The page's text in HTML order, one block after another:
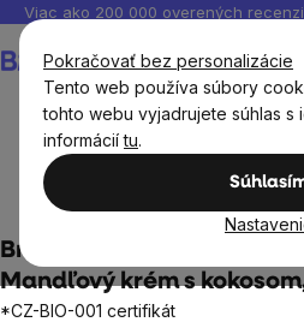
Pokračovať bez personalizácie
Tento web používa súbory
tohto webu vyjadrujete súhlas s
informáciítu.
Prejsť
obsah
Viac ako 200 000 overených
BrainPure
Mandľové krémy
BrainMax Pure® Almonda,
Mandľový krém s
*CZ-BIO-001 certifikát